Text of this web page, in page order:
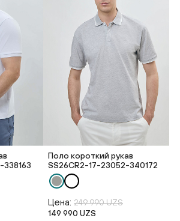
Поло короткий рукав
SS26CR2-17-23052-340172
Цена: 249 990 UZS
149 990 UZS